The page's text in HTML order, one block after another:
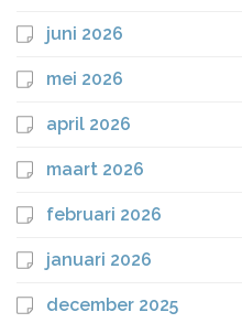
juni 2026
mei 2026
april 2026
maart 2026
februari 2026
januari 2026
december 2025